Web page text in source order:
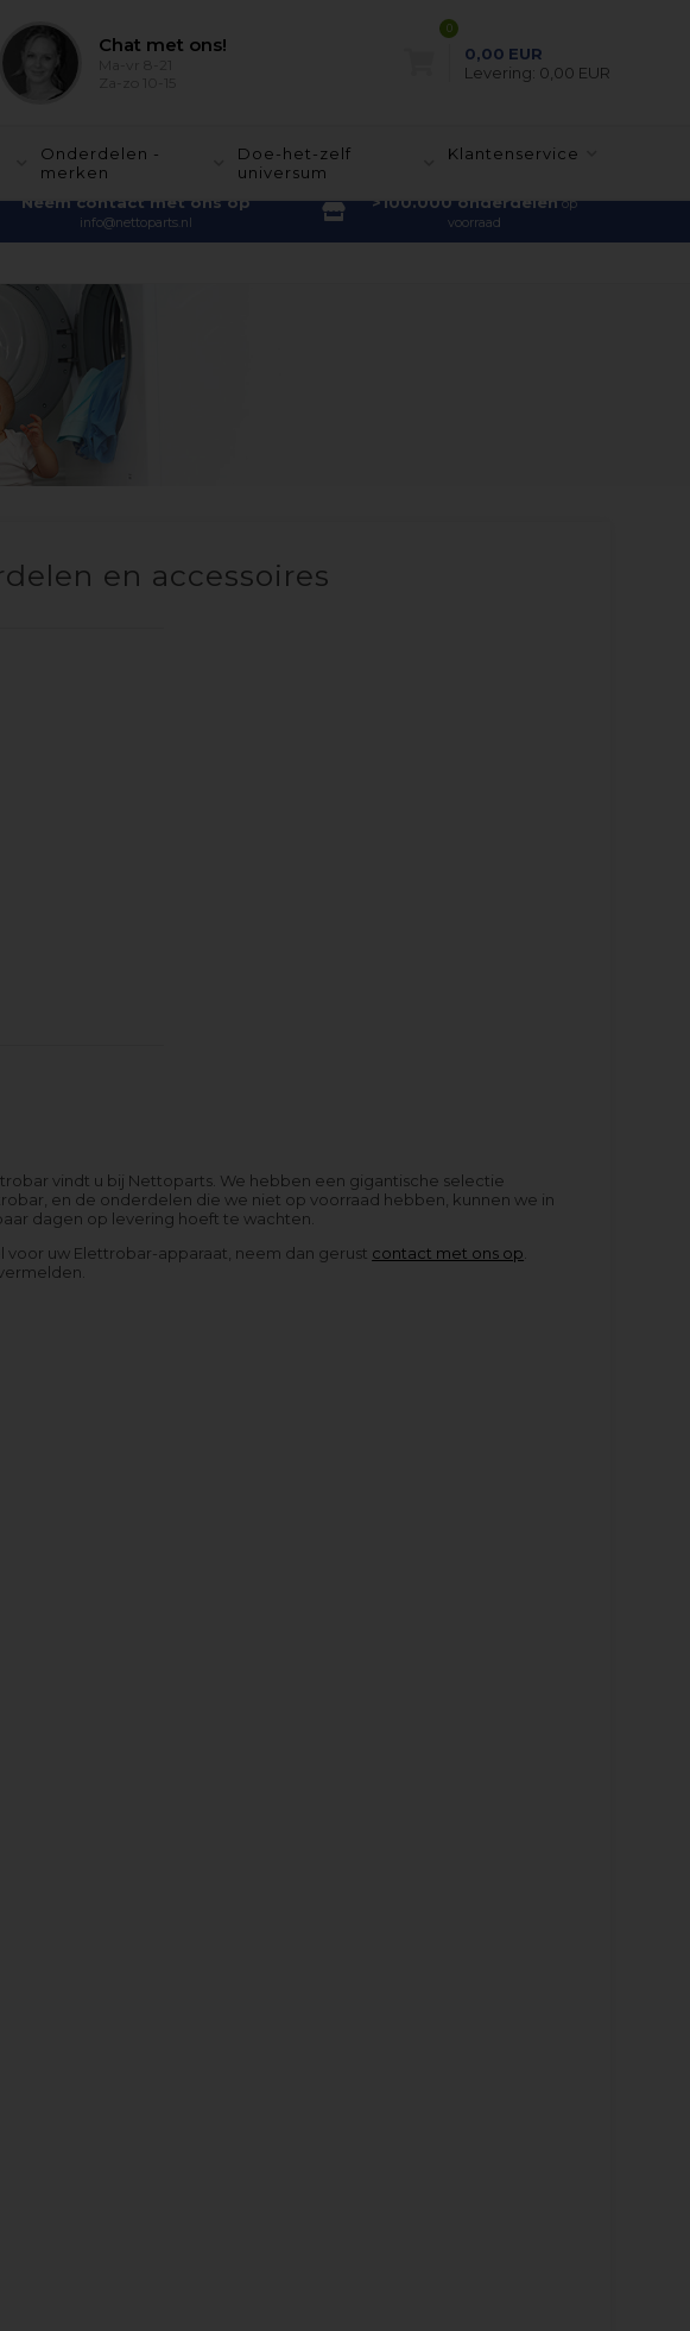
Chat met ons!
0
0,00 EUR
Levering: 0,00 EUR
Onderdelen -
merken
Doe-het-zelf
universum
Klantenservice
Neem contact met ons op
info@nettoparts.nl
>100.000 onderdelen op
voorraad
en accessoires
vindt u bij Nettoparts. We hebben een gigantische selectie
en de onderdelen die we niet op voorraad hebben, kunnen we in
dagen op levering hoeft te wachten.
uw Elettrobar-apparaat, neem dan gerust contact met ons op